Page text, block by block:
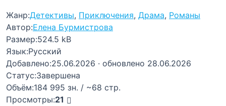
Жанр:Детективы, Приключения, Драма, Романы
Автор:Елена Бурмистрова
Размер:524.5 kB
Язык:Русский
Добавлено:25.06.2026 · обновлено 28.06.2026
Статус:Завершена
Объём:184 995 зн. / ~68 стр.
Просмотры:21